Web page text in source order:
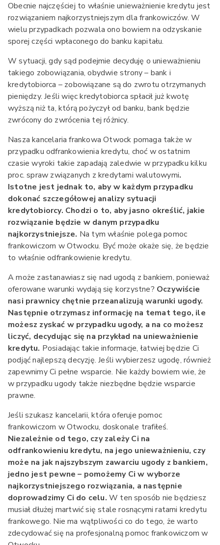
Obecnie najczęściej to właśnie unieważnienie kredytu jest
rozwiązaniem najkorzystniejszym dla frankowiczów. W
wielu przypadkach pozwala ono bowiem na odzyskanie
sporej części wpłaconego do banku kapitału.
W sytuacji, gdy sąd podejmie decyduję o unieważnieniu
takiego zobowiązania, obydwie strony – bank i
kredytobiorca – zobowiązane są do zwrotu otrzymanych
pieniędzy. Jeśli więc kredytobiorca spłacił już kwotę
wyższą niż ta, którą pożyczył od banku, bank będzie
zwrócony do zwrócenia tej różnicy.
Nasza kancelaria frankowa Otwock pomaga także w
przypadku odfrankowienia kredytu, choć w ostatnim
czasie wyroki takie zapadają zaledwie w przypadku kilku
proc. spraw związanych z kredytami walutowymi.
Istotne jest jednak to, aby w każdym przypadku
dokonać szczegółowej analizy sytuacji
kredytobiorcy. Chodzi o to, aby jasno określić, jakie
rozwiązanie będzie w danym przypadku
najkorzystniejsze. Na tym właśnie polega pomoc
frankowiczom w Otwocku. Być może okaże się, że będzie
to właśnie odfrankowienie kredytu.
A może zastanawiasz się nad ugodą z bankiem, ponieważ
oferowane warunki wydają się korzystne? Oczywiście
nasi prawnicy chętnie przeanalizują warunki ugody.
Następnie otrzymasz informację na temat tego, ile
możesz zyskać w przypadku ugody, a na co możesz
liczyć, decydując się na przykład na unieważnienie
kredytu. Posiadając takie informacje, łatwiej będzie Ci
podjąć najlepszą decyzję. Jeśli wybierzesz ugodę, również
zapewnimy Ci pełne wsparcie. Nie każdy bowiem wie, że
w przypadku ugody także niezbędne będzie wsparcie
prawne.
Jeśli szukasz kancelarii, która oferuje pomoc
frankowiczom w Otwocku, doskonale trafiłeś.
Niezależnie od tego, czy zależy Ci na
odfrankowieniu kredytu, na jego unieważnieniu, czy
może na jak najszybszym zawarciu ugody z bankiem,
jedno jest pewne – pomożemy Ci w wyborze
najkorzystniejszego rozwiązania, a następnie
doprowadzimy Ci do celu. W ten sposób nie będziesz
musiał dłużej martwić się stale rosnącymi ratami kredytu
frankowego. Nie ma wątpliwości co do tego, że warto
zdecydować się na profesjonalną pomoc frankowiczom w